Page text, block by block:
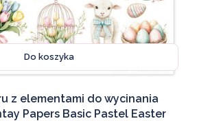
Do koszyka
z elementami do wycinania
Papers Basic Pastel Easter